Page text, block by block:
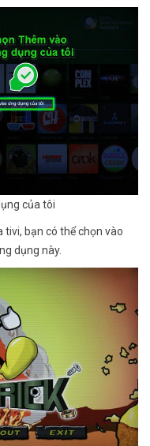
của tôi
tivi, bạn có thể chọn vào
dụng này.